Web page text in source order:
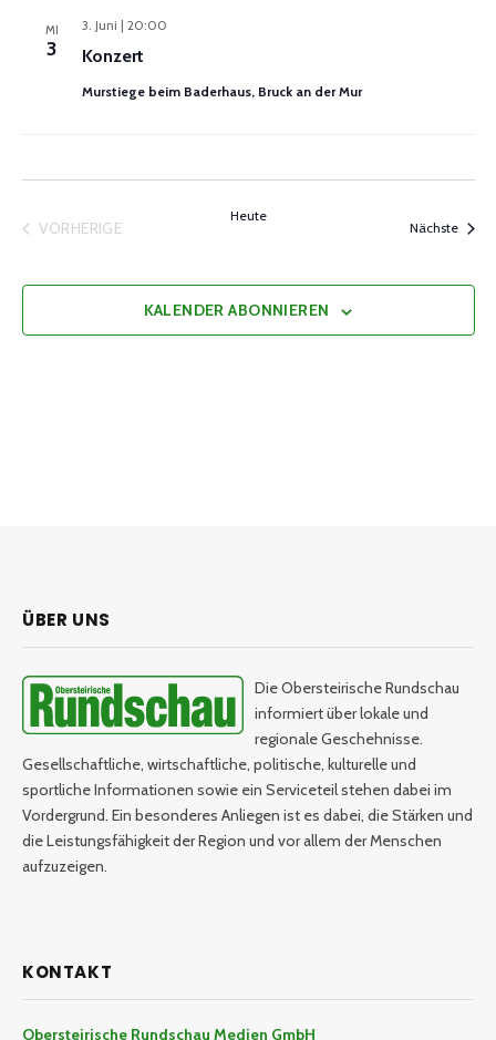
MI
3 Konzert
3. Juni | 20:00
Murstiege beim Baderhaus, Bruck an der Mur
VORHERIGE
Heute
Nächste
KALENDER ABONNIEREN
ÜBER UNS
Die Obersteirische Rundschau
informiert über lokale und
regionale Geschehnisse.
Gesellschaftliche, wirtschaftliche, politische, kulturelle und
sportliche Informationen sowie ein Serviceteil stehen dabei im
Vordergrund. Ein besonderes Anliegen ist es dabei, die Stärken und
die Leistungsfähigkeit der Region und vor allem der Menschen
aufzuzeigen.
KONTAKT
Obersteirische Rundschau Medien GmbH